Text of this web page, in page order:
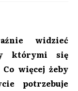
widzieć
którymi się
Co więcej żeby
potrzebuje